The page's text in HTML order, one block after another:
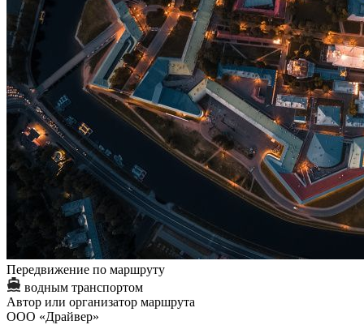
Передвижение по маршруту
водным транспортом
Автор или организатор маршрута
ООО «Драйвер»